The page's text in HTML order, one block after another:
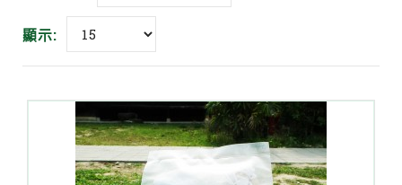
顯示: